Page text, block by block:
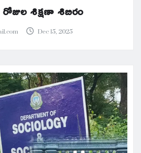
శిక్షణా శిబిరం
Dec 15, 2025